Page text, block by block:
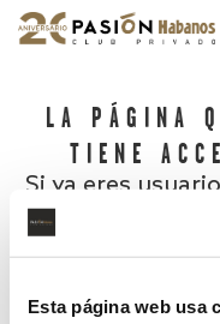
Esta página web usa
LA PÁGINA
TIENE
Si ya eres